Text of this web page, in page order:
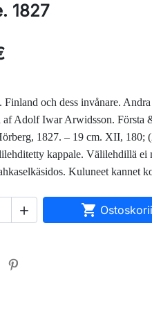
1827
Finland och dess invånare.
af Adolf Iwar Arwidsson. Första
1827. – 19 cm. XII, 180;
kappale. Välilehdillä ei
Kuluneet kannet
 